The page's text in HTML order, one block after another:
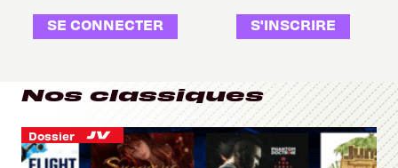
SE CONNECTER S'INSCRIRE
Nos classiques
Dossier